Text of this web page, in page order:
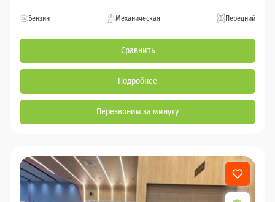
Бензин Механическая Передний
Сравнить
Подробнее
Перезвоним за минуту